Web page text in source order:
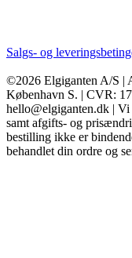
Salgs- og
©2026 Elgiganten A/S |
København S. | CVR:
hello@elgiganten.dk |
samt afgifts- og
bestilling ikke er
behandlet din ordre og